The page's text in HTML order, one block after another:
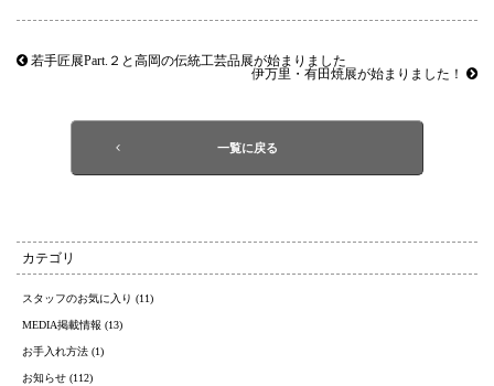
若手匠展Part.２と高岡の伝統工芸品展が始まりました
伊万里・有田焼展が始まりました！
一覧に戻る
カテゴリ
スタッフのお気に入り (11)
MEDIA掲載情報 (13)
お手入れ方法 (1)
お知らせ (112)